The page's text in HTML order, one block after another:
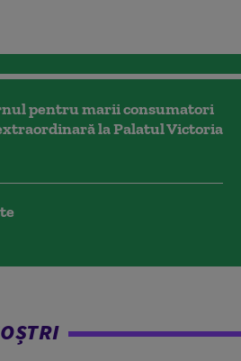
pentru marii consumatori
la Palatul Victoria